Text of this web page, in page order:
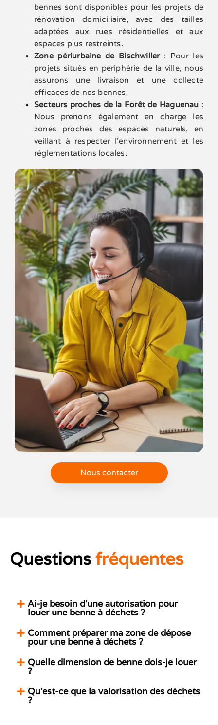
bennes sont disponibles pour les projets de
rénovation domiciliaire, avec des tailles
adaptées aux rues résidentielles et aux
espaces plus restreints.
Zone périurbaine de Bischwiller: Pour les
projets situés en périphérie de la ville, nous
assurons une livraison et une collecte
efficaces de nos bennes.
Secteurs proches de la Forêt de Haguenau :
Nous prenons également en charge les
zones proches des espaces naturels, en
veillant à respecter l’environnement et les
réglementations locales.
Nous contacter
Questionsfréquentes
Ai-je besoin d’une autorisation pour
louer une benne à déchets ?
Comment préparer ma zone de dépose
pour une benne à déchets ?
Quelle dimension de benne dois-je louer
?
Qu’est-ce que la valorisation des déchets
?